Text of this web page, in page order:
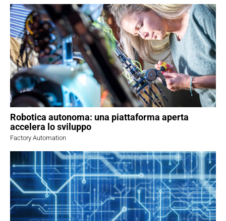
Robotica autonoma: una piattaforma aperta
accelera lo sviluppo
Factory Automation